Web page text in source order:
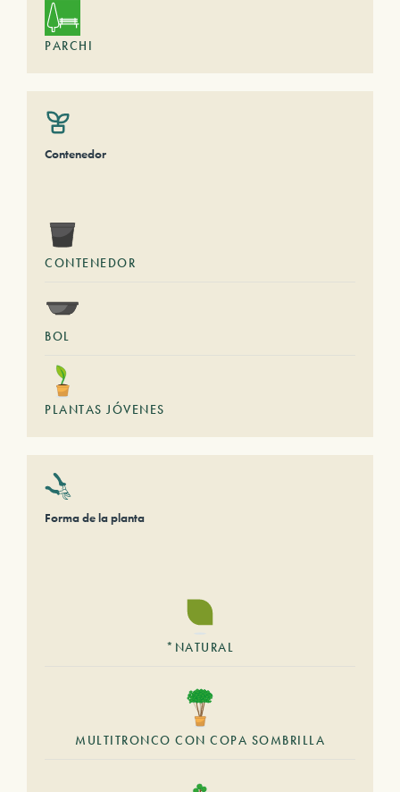
PARCHI
Contenedor
CONTENEDOR
BOL
PLANTAS JÓVENES
Forma de la planta
*NATURAL
MULTITRONCO CON COPA SOMBRILLA